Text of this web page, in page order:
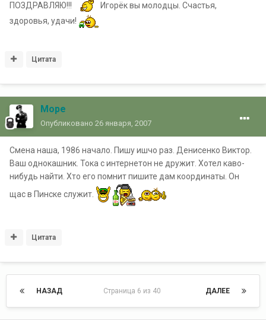
ПОЗДРАВЛЯЮ!!!
Игорёк вы молодцы. Счастья,
здоровья, удачи!
Цитата
Mope
Опубликовано 26 января, 2007
Смена наша, 1986 начало. Пишу ишчо раз. Денисенко Виктор.
Ваш однокашник. Тока с интернетон не дружит. Хотел каво-
нибудь найти. Хто его помнит пишите дам координаты. Он
щас в Пинске служит.
Цитата
НАЗАД ДАЛЕЕ
Страница 6 из 40